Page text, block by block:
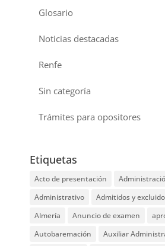
Glosario
Noticias destacadas
Renfe
Sin categoría
Trámites para opositores
Etiquetas
Acto de presentación
Administrativo
Admitidos y
Almería
Anuncio de examen
Autobaremación
Auxiliar